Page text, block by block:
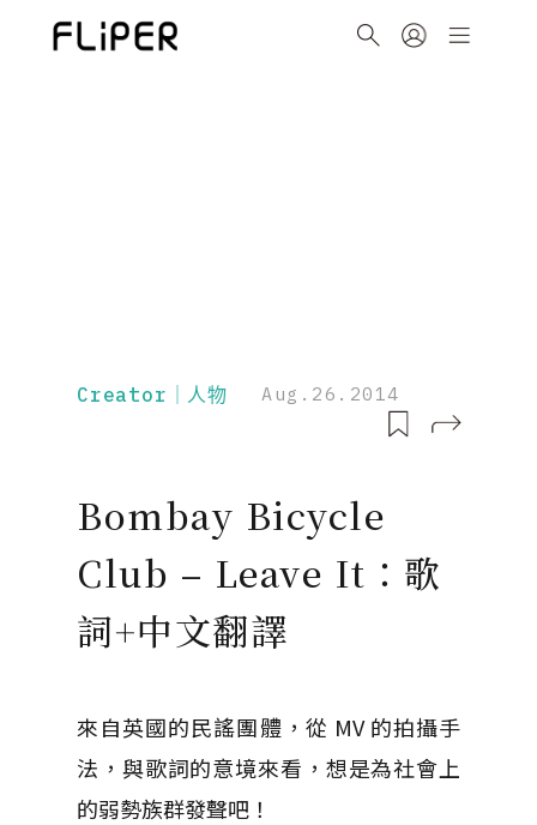
Creator｜人物 Aug.26.2014
Bombay Bicycle
Club – Leave It：歌
詞+中文翻譯
來自英國的民謠團體，從 MV 的拍攝手
法，與歌詞的意境來看，想是為社會上
的弱勢族群發聲吧！